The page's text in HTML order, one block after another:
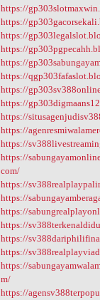
https://
https://
https://
https://
https://
https://
https://
https://
https://
https://
https://
https://
com/
https://
https://
https://
https://
https://
https://
https://
m/
https://